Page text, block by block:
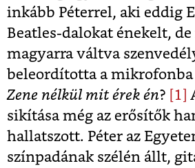
inkább Péterrel, aki eddig
Beatles-dalokat énekelt,
magyarra váltva
beleordította a mikrofonba
Zene nélkül mit érek én? [1]
sikítása még az erősítők
hallatszott. Péter az
színpadának szélén állt,